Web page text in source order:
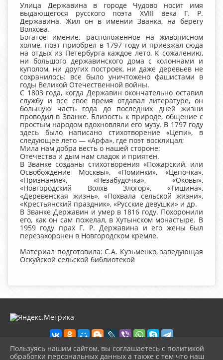
Улица Державина в городе Чудово носит имя
выдающегося русского поэта XVIII века Г. Р.
Державина. Жил он в имении Званка, на берегу
Волхова.
Богатое имение, расположенное на живописном
холме, поэт приобрел в 1797 году и приезжал сюда
на отдых из Петербурга каждое лето. К сожалению,
ни большого державинского дома с колоннами и
куполом, ни других построек, ни даже деревьев не
сохранилось: все было уничтожено фашистами в
годы Великой Отечественной войны.
С 1803 года, когда Державин окончательно оставил
службу и все свое время отдавал литературе, он
большую часть года до последних дней жизни
проводил в Званке. Близость к природе, общение с
простым народом вдохновляли его музу. В 1797 году
здесь было написано стихотворение «Цепи», в
следующее лето — «Арфа», где поэт восклицал;
Мила нам добра весть о нашей стороне:
Отечества и дым нам сладок и приятен.
В Званке созданы стихотворения «Пожарский, или
Освобождение Москвы», «Поминки», «Цепочка»,
«Признание», «Незабудочка», «Оковы»,
«Новгородский Волхв Злогор», «Тишина»,
«Деревенская жизнь», «Похвала сельской жизни»,
«Крестьянский праздник», «Русские девушки» и др.
В Званке Державин и умер в 1816 году. Похоронили
его, как он сам пожелал, в Хутынском монастыре. В
1959 году прах Г. Р. Державина и его жены был
перезахоронен в Новгородском кремле.
Материал подготовила: С.А. Кузьменко, заведующая
Оскуйской сельской библиотекой
Пользуясь нашим сайтом, вы соглашаетесь с политикой
обработки персональных данных а также с тем что наш